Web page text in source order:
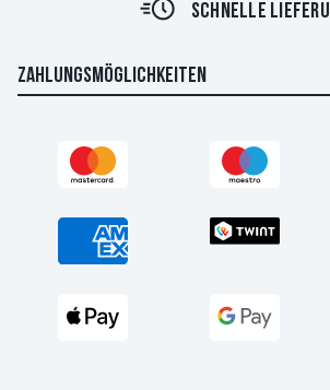
SCHNELLE
ZAHLUNGSMÖGLICHKEITEN